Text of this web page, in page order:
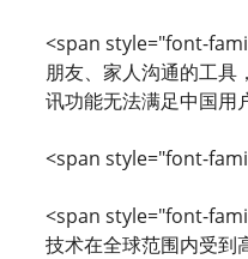
<span style="font-
朋友、家人沟通的工具
讯功能无法满足中国用
<span style="font-
<span style="font-
技术在全球范围内受到